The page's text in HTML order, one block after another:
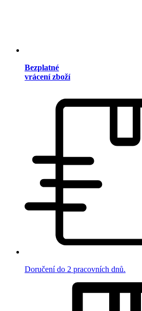
Bezplatné
vrácení zboží
Doručení do 2 pracovních dnů.